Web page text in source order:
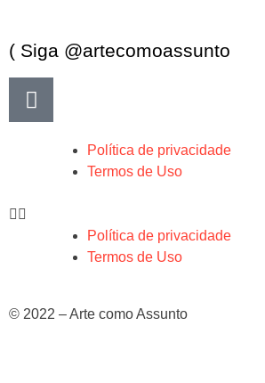
( Siga @artecomoassunto
Política de privacidade
Termos de Uso
Política de privacidade
Termos de Uso
© 2022 – Arte como Assunto